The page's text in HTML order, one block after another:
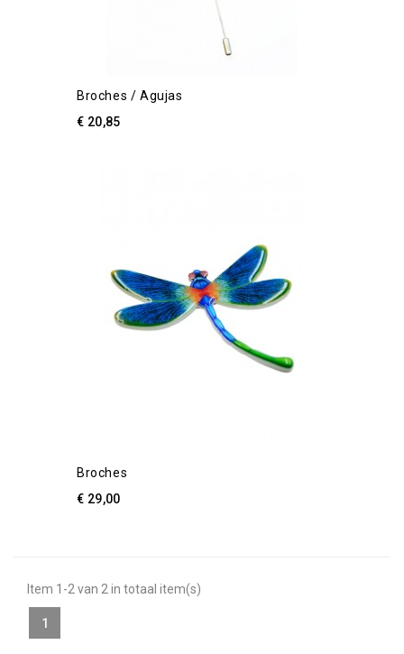
Broches / Agujas
€ 20,85
Broches
€ 29,00
Item 1-2 van 2 in totaal item(s)
1